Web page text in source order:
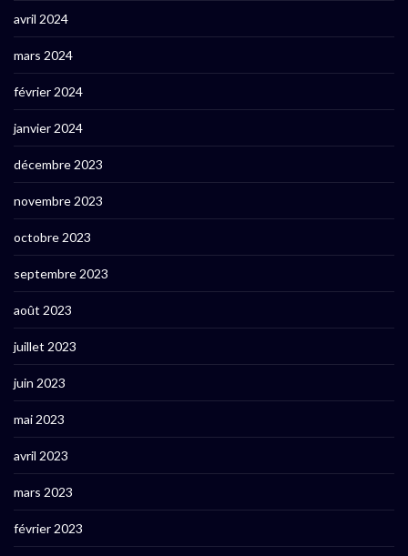
avril 2024
mars 2024
février 2024
janvier 2024
décembre 2023
novembre 2023
octobre 2023
septembre 2023
août 2023
juillet 2023
juin 2023
mai 2023
avril 2023
mars 2023
février 2023